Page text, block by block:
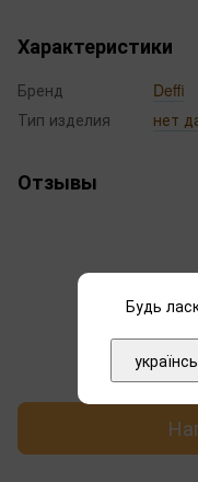
Характеристики
Бренд
Deffi
Тип изделия
нет
Отзывы
Будь